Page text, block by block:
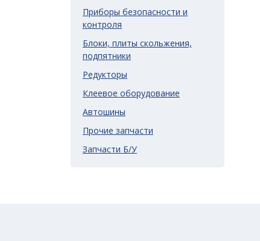
Приборы безопасности и
контроля
Блоки, плиты скольжения,
подпятники
Редукторы
Клеевое оборудование
Автошины
Прочие запчасти
Запчасти Б/У